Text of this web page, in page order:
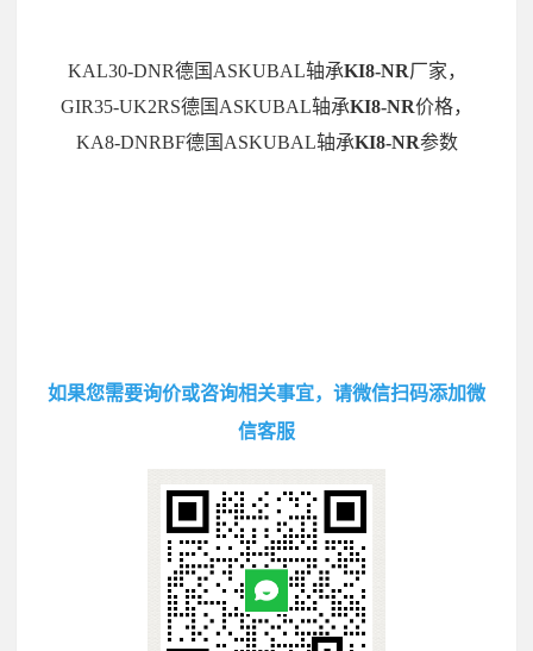
KAL30-DNR德国ASKUBAL轴承KI8-NR厂家，
GIR35-UK2RS德国ASKUBAL轴承KI8-NR价格，
KA8-DNRBF德国ASKUBAL轴承KI8-NR参数
如果您需要询价或咨询相关事宜，请微信扫码添加微
信客服